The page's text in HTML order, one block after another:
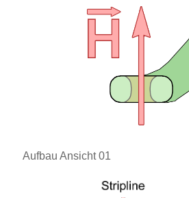
Aufbau Ansicht 01